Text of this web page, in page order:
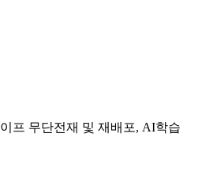
프 무단전재 및 재배포, AI학습